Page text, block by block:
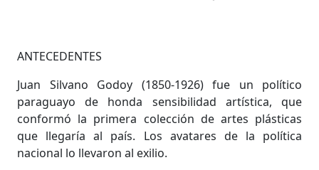
ANTECEDENTES
Juan Silvano Godoy (1850-1926) fue un político
paraguayo de honda sensibilidad artística, que
conformó la primera colección de artes plásticas
que llegaría al país. Los avatares de la política
nacional lo llevaron al exilio.